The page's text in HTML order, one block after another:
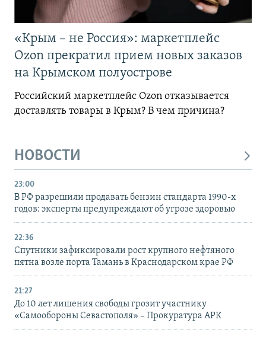
«Крым – не Россия»: маркетплейс
Ozon прекратил прием новых заказов
на Крымском полуострове
Российский маркетплейс Ozon отказывается
доставлять товары в Крым? В чем причина?
НОВОСТИ
23:00
В РФ разрешили продавать бензин стандарта 1990-х
годов: эксперты предупреждают об угрозе здоровью
22:36
Спутники зафиксировали рост крупного нефтяного
пятна возле порта Тамань в Краснодарском крае РФ
21:27
До 10 лет лишения свободы грозит участнику
«Самообороны Севастополя» – Прокуратура АРК